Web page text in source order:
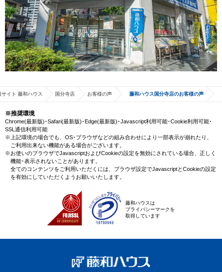
イト 藤和ハウス 国分寺店 お客様の声 藤和ハウス国分寺店のお客様の声
※推奨環境
Chrome(最新版)･Safari(最新版)･Edge(最新版)･Javascript利用可能･Cookie利用可能･
SSL通信利用可能
※上記環境の場合でも、OS･ブラウザなどの組み合わせにより一部表示が崩れたり、
ご利用出来ない機能がある場合がございます。
※お使いのブラウザでJavascriptおよびCookieの設定を無効にされている場合、正しく
機能･表示されないことがあります。
全てのコンテンツをご利用いただくには、ブラウザ設定でJavascriptとCookieの設定
を有効にしていただくようお願いいたします。
藤和ハウスは
プライバシーマークを
取得しています